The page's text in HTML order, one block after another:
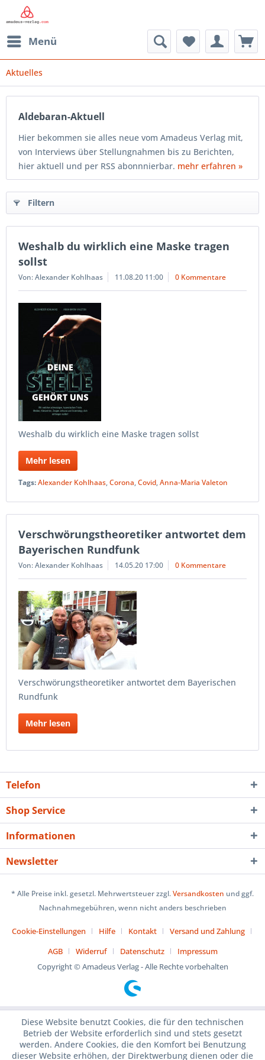
Menü
Aktuelles
Aldebaran-Aktuell
Hier bekommen sie alles neue vom Amadeus Verlag mit,
von Interviews über Stellungnahmen bis zu Berichten,
hier aktuell und per RSS abonnnierbar. mehr erfahren »
Filtern
Weshalb du wirklich eine Maske tragen
sollst
Von: Alexander Kohlhaas 11.08.20 11:00 0 Kommentare
Weshalb du wirklich eine Maske tragen sollst
Mehr lesen
Tags:Alexander Kohlhaas,Corona,Covid,Anna-Maria Valeton
Verschwörungstheoretiker antwortet dem
Bayerischen Rundfunk
Von: Alexander Kohlhaas 14.05.20 17:00 0 Kommentare
Verschwörungstheoretiker antwortet dem Bayerischen
Rundfunk
Mehr lesen
Telefon
Shop Service
Informationen
Newsletter
* Alle Preise inkl. gesetzl. Mehrwertsteuer zzgl.Versandkosten und ggf.
Nachnahmegebühren, wenn nicht anders beschrieben
Cookie-Einstellungen Hilfe Kontakt
Versand und Zahlung
AGB
Widerruf Datenschutz
Impressum
Copyright © Amadeus Verlag - Alle Rechte vorbehalten
Diese Website benutzt Cookies, die für den technischen
Betrieb der Website erforderlich sind und stets gesetzt
werden. Andere Cookies, die den Komfort bei Benutzung
dieser Website erhöhen, der Direktwerbung dienen oder die